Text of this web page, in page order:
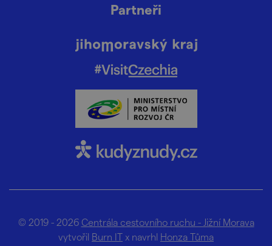
Partneři
© 2019 - 2026 Centrála cestovního ruchu - Jižní Morava
vytvořil Burn IT x navrhl Honza Tůma